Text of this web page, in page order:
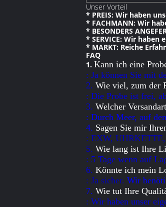
Unser Vorteil
* PREIS: Wir haben
* FACHMANN: Wir
* BESONDERS
* SERVICE: Wir
* MARKT: Reiche
FAQ
1. Kann ich eine
: Ja können Sie mit
2. Wie viel, zum der
: Die Probe ist frei,
3. Welcher
: Durch Meer, auf
4. Sagen Sie mir
: EXW,
5. Wie lang ist Ihre
: 5 Tage wenn auf
6. Könnte ich mein
: Ja sicher. Wir
7. Wie tut Ihre
: Wir haben unser